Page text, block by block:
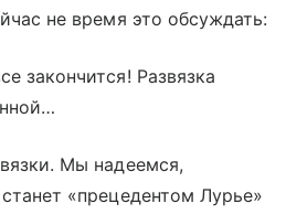
не время это обсуждать:
закончится! Развязка
Мы надеемся,
«прецедентом Лурье»